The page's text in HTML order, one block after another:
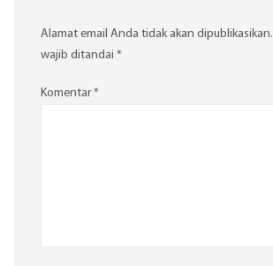
Alamat email Anda tidak akan dipublikasikan.
wajib ditandai *
Komentar*